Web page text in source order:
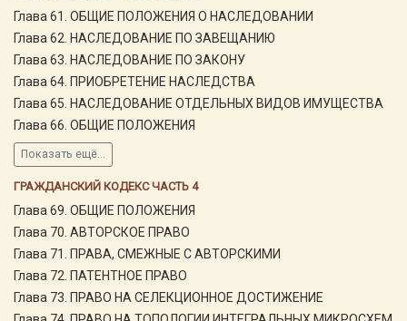
Глава 61. ОБЩИЕ ПОЛОЖЕНИЯ О НАСЛЕДОВАНИИ
Глава 62. НАСЛЕДОВАНИЕ ПО ЗАВЕЩАНИЮ
Глава 63. НАСЛЕДОВАНИЕ ПО ЗАКОНУ
Глава 64. ПРИОБРЕТЕНИЕ НАСЛЕДСТВА
Глава 65. НАСЛЕДОВАНИЕ ОТДЕЛЬНЫХ ВИДОВ ИМУЩЕСТВА
Глава 66. ОБЩИЕ ПОЛОЖЕНИЯ
Показать ещё...
ГРАЖДАНСКИЙ КОДЕКС ЧАСТЬ 4
Глава 69. ОБЩИЕ ПОЛОЖЕНИЯ
Глава 70. АВТОРСКОЕ ПРАВО
Глава 71. ПРАВА, СМЕЖНЫЕ С АВТОРСКИМИ
Глава 72. ПАТЕНТНОЕ ПРАВО
Глава 73. ПРАВО НА СЕЛЕКЦИОННОЕ ДОСТИЖЕНИЕ